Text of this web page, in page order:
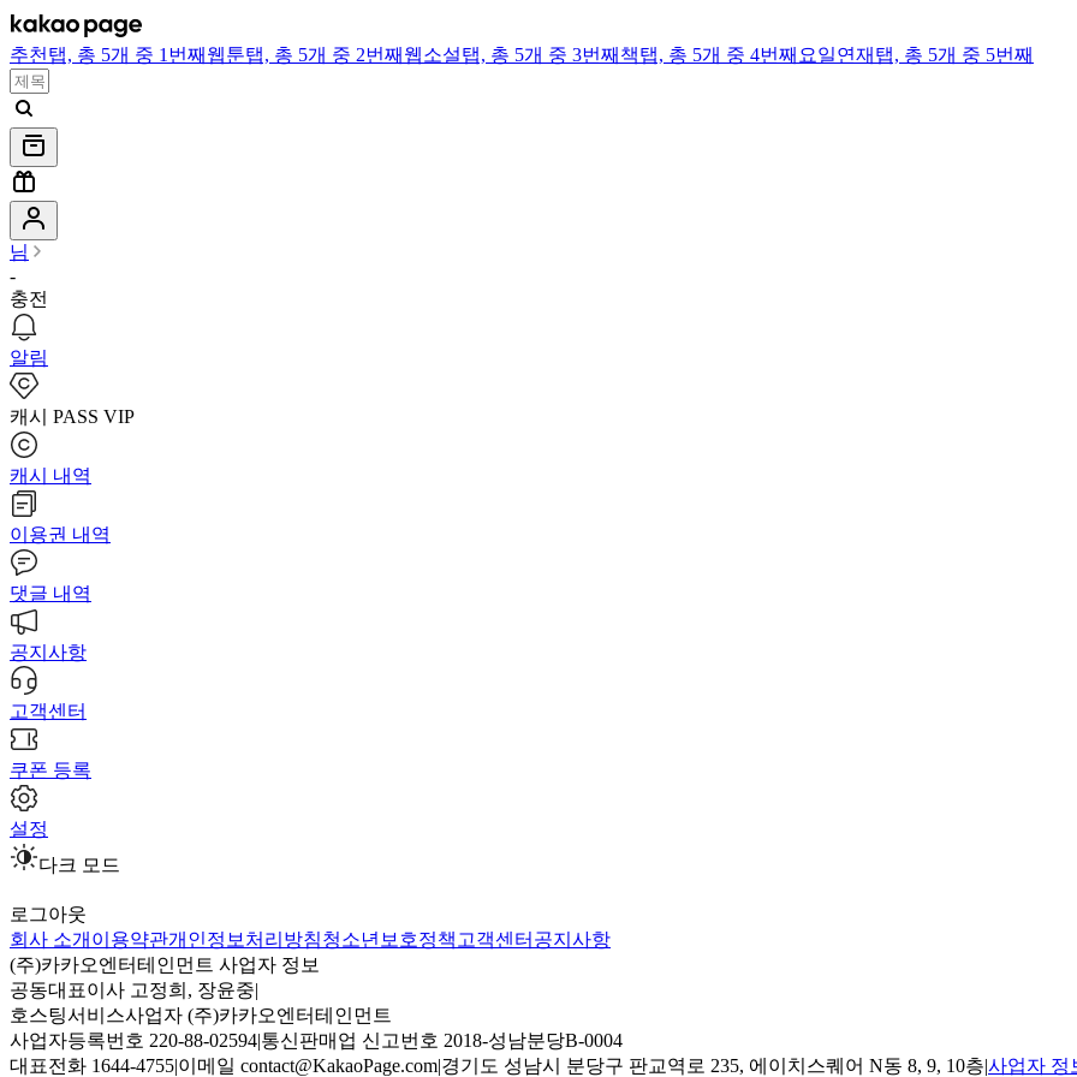
추천 탭, 총 5개 중 1번째 웹툰탭, 총 5개 중 2번째 웹소설탭, 총 5개 중 3번째 책탭, 총 5개 중 4번째 요일연재 탭, 총 5개 중 5번째
님
-
충전
알림
캐시 PASS VIP
캐시 내역
이용권 내역
댓글 내역
공지사항
고객센터
쿠폰 등록
설정
다크 모드
로그아웃
회사 소개 이용약관개인정보처리방침청소년보호정책 고객센터 공지사항
(주)카카오엔터테인먼트 사업자 정보
공동대표이사 고정희, 장윤중|
호스팅서비스사업자 (주)카카오엔터테인먼트
사업자등록번호 220-88-02594|통신판매업 신고번호 2018-성남분당B-0004
대표전화 1644-4755|이메일 contact@KakaoPage.com|경기도 성남시 분당구 판교역로 235, 에이치스퀘어 N동 8, 9, 10층|사업자 정